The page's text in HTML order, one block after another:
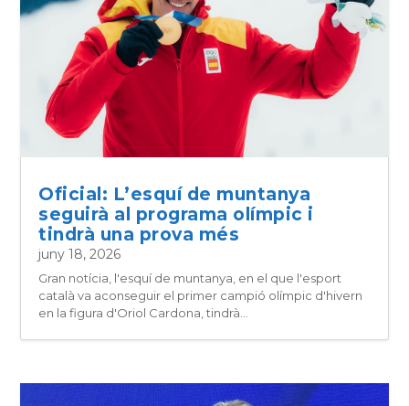
Oficial: L’esquí de muntanya
seguirà al programa olímpic i
tindrà una prova més
juny 18, 2026
Gran notícia, l'esquí de muntanya, en el que l'esport
català va aconseguir el primer campió olímpic d'hivern
en la figura d'Oriol Cardona, tindrà...